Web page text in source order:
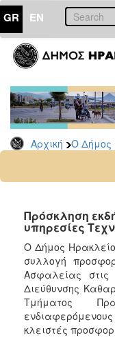
GR EN
Αρχική Ο Δήμος
ΔΗΜΟΣ
Δελτία
Τύπου
Αρχείο
2026
2024
2022
2021
2020
2019
2018
2017
Πρόσκληση
υπηρεσίες
Ο Δήμος
συλλογή
Ασφαλείας
Διεύθυνσης
Τμήματος
κλειστές